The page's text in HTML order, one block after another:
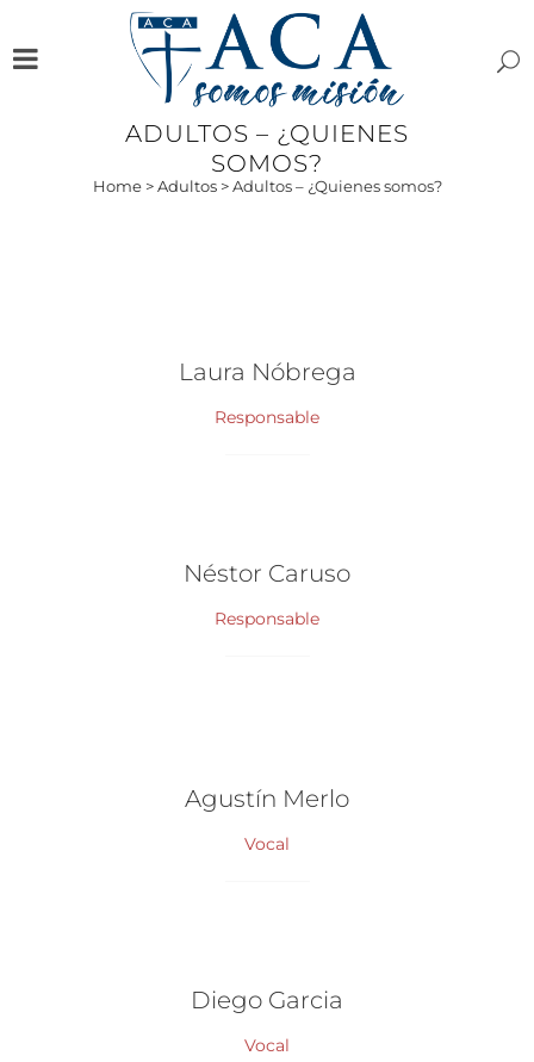
ADULTOS – ¿QUIENES
SOMOS?
Home>Adultos>Adultos – ¿Quienes somos?
Laura Nóbrega
Responsable
Néstor Caruso
Responsable
Agustín Merlo
Vocal
Diego Garcia
Vocal